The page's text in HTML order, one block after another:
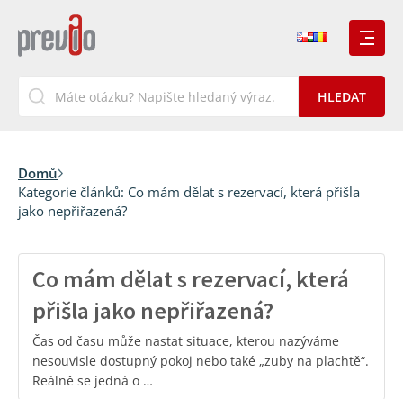
Domů
Kategorie článků: Co mám dělat s rezervací, která přišla
jako nepřiřazená?
Co mám dělat s rezervací, která
přišla jako nepřiřazená?
Čas od času může nastat situace, kterou nazýváme
nesouvisle dostupný pokoj nebo také „zuby na plachtě“.
Reálně se jedná o …